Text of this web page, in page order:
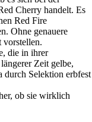
Cherry handelt. Es
Red Fire
Ohne genauere
vorstellen.
die in ihrer
Zeit gelbe,
durch Selektion erbfest
ob sie wirklich